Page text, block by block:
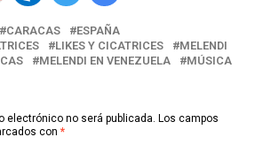
CARACAS
ESPAÑA
LIKES Y CICATRICES
MELENDI
MELENDI EN VENEZUELA
MÚSICA
electrónico no será publicada. Los campos
con *